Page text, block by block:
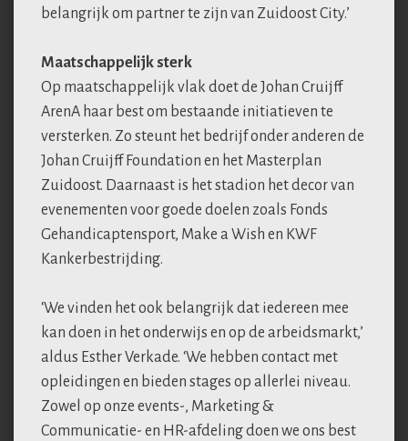
belangrijk om partner te zijn van Zuidoost City.’
Maatschappelijk sterk
Op maatschappelijk vlak doet de Johan Cruijff
ArenA haar best om bestaande initiatieven te
versterken. Zo steunt het bedrijf onder anderen de
Johan Cruijff Foundation en het Masterplan
Zuidoost. Daarnaast is het stadion het decor van
evenementen voor goede doelen zoals Fonds
Gehandicaptensport, Make a Wish en KWF
Kankerbestrijding.
‘We vinden het ook belangrijk dat iedereen mee
kan doen in het onderwijs en op de arbeidsmarkt,’
aldus Esther Verkade. ‘We hebben contact met
opleidingen en bieden stages op allerlei niveau.
Zowel op onze events-, Marketing &
Communicatie- en HR-afdeling doen we ons best